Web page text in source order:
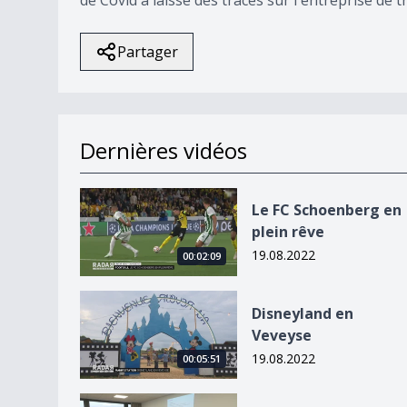
Partager
Dernières vidéos
Le FC Schoenberg en plein rêve
00:02:09
Le FC Schoenberg en
plein rêve
19.08.2022
Disneyland en Veveyse
00:05:51
Disneyland en
Veveyse
19.08.2022